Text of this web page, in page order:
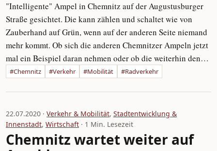
"Intelligente" Ampel in Chemnitz auf der Augustusburger
Straße gesichtet. Die kann zählen und schaltet wie von
Zauberhand auf Grün, wenn auf der anderen Seite niemand
mehr kommt. Ob sich die anderen Chemnitzer Ampeln jetzt
mal ein Beispiel daran nehmen oder ob die weiterhin den…
#Chemnitz #Verkehr #Mobilität #Radverkehr
22.07.2020 · Verkehr & Mobilität, Stadtentwicklung &
Innenstadt, Wirtschaft · 1 Min. Lesezeit
Chemnitz wartet weiter auf